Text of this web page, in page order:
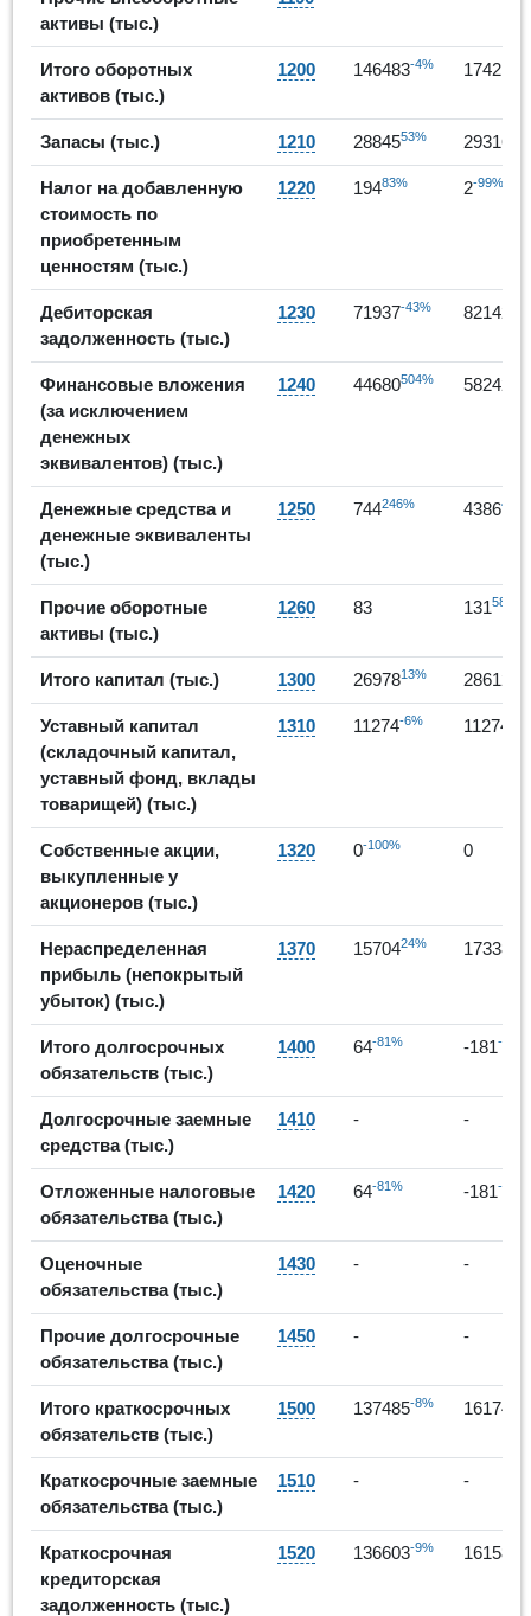
активы (тыс.)
Итого оборотных
активов (тыс.)
1200 146483-4% 174219
Запасы (тыс.) 1210 2884553% 29316
Налог на добавленную
стоимость по
приобретенным
ценностям (тыс.)
1220 19483% 2-99%
Дебиторская
задолженность (тыс.)
1230 71937-43% 82142
Финансовые вложения
(за исключением
денежных
эквивалентов) (тыс.)
1240 44680504% 58242
Денежные средства и
денежные эквиваленты
(тыс.)
1250 744246% 4386
Прочие оборотные
активы (тыс.)
1260 83 13158%
Итого капитал (тыс.) 1300 2697813% 28612
Уставный капитал
(складочный капитал,
уставный фонд, вклады
товарищей) (тыс.)
1310 11274-6% 11274
Собственные акции,
выкупленные у
акционеров (тыс.)
1320 0-100% 0
Нераспределенная
прибыль (непокрытый
убыток) (тыс.)
1370 1570424% 17338
Итого долгосрочных
обязательств (тыс.)
1400 64-81% -181-
Долгосрочные заемные
средства (тыс.)
1410 - -
Отложенные налоговые
обязательства (тыс.)
1420 64-81% -181-
Оценочные
обязательства (тыс.)
1430 - -
Прочие долгосрочные
обязательства (тыс.)
1450 - -
Итого краткосрочных
обязательств (тыс.)
1500 137485-8% 161745
Краткосрочные заемные
обязательства (тыс.)
1510 - -
Краткосрочная
кредиторская
задолженность (тыс.)
1520 136603-9% 161585